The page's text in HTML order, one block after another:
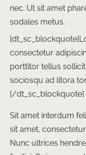
nec. Ut sit amet
sodales metus.
consectetur
porttitor tellus
sociosqu ad litora
[/dt_sc_blockquote]
Sit amet interdum
sit amet,
Nunc ultrices